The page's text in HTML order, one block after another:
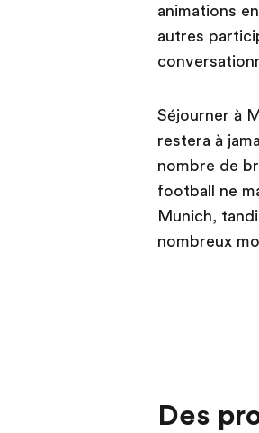
animations
autres
Séjourner à
restera à
nombre de
football ne
Munich,
nombreux
Des